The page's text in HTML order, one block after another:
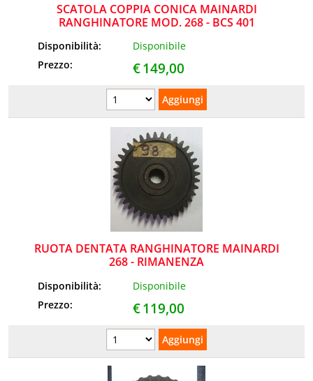
SCATOLA COPPIA CONICA MAINARDI
RANGHINATORE MOD. 268 - BCS 401
Disponibilità:
Disponibile
Prezzo:
€149,00
RUOTA DENTATA RANGHINATORE MAINARDI
268 - RIMANENZA
Disponibilità:
Disponibile
Prezzo:
€119,00